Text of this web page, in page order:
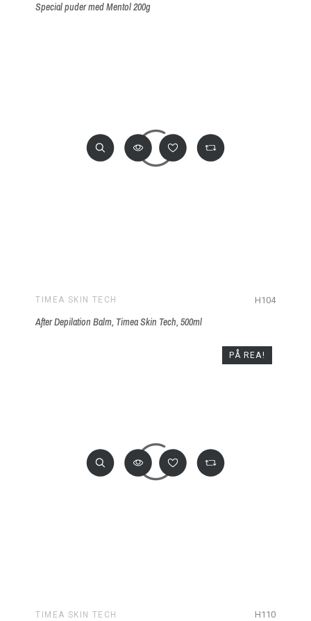
Special puder med Mentol 200g
TIMEA SKIN TECH H104
After Depilation Balm, Timea Skin Tech, 500ml
TIMEA SKIN TECH H110
PÅ REA!